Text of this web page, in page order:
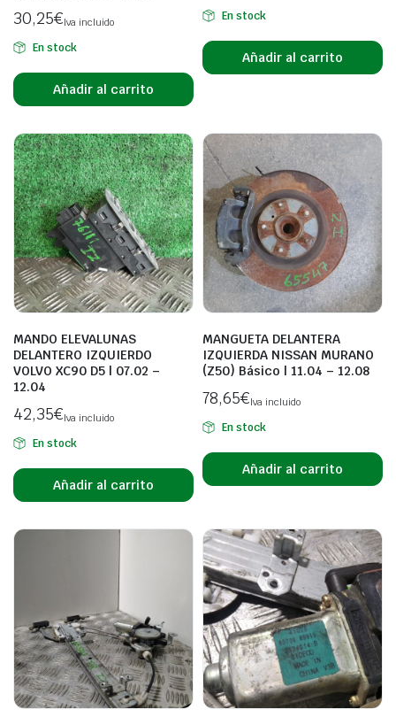
30,25€Iva incluido
En stock
Añadir al carrito
En stock
Añadir al carrito
MANDO ELEVALUNAS
DELANTERO IZQUIERDO
VOLVO XC90 D5 | 07.02 –
12.04
42,35€Iva incluido
En stock
Añadir al carrito
MANGUETA DELANTERA
IZQUIERDA NISSAN MURANO
(Z50) Básico | 11.04 – 12.08
78,65€Iva incluido
En stock
Añadir al carrito